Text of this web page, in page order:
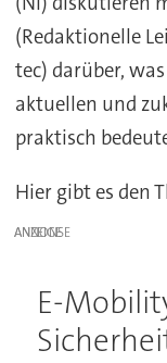
(Redaktionelle
tec) darüber,
aktuellen und
praktisch
Hier gibt es den
ANZEIGE
E-